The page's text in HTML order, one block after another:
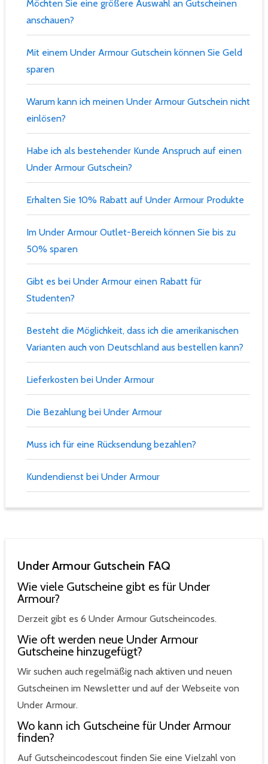
Möchten Sie eine größere Auswahl an Gutscheinen
anschauen?
Mit einem Under Armour Gutschein können Sie Geld
sparen
Warum kann ich meinen Under Armour Gutschein nicht
einlösen?
Habe ich als bestehender Kunde Anspruch auf einen
Under Armour Gutschein?
Erhalten Sie 10% Rabatt auf Under Armour Produkte
Im Under Armour Outlet-Bereich können Sie bis zu
50% sparen
Gibt es bei Under Armour einen Rabatt für
Studenten?
Besteht die Möglichkeit, dass ich die amerikanischen
Varianten auch von Deutschland aus bestellen kann?
Lieferkosten bei Under Armour
Die Bezahlung bei Under Armour
Muss ich für eine Rücksendung bezahlen?
Kundendienst bei Under Armour
Under Armour Gutschein FAQ
Wie viele Gutscheine gibt es für Under
Armour?
Derzeit gibt es 6 Under Armour Gutscheincodes.
Wie oft werden neue Under Armour
Gutscheine hinzugefügt?
Wir suchen auch regelmäßig nach aktiven und neuen
Gutscheinen im Newsletter und auf der Webseite von
Under Armour.
Wo kann ich Gutscheine für Under Armour
finden?
Auf Gutscheincodescout finden Sie eine Vielzahl von